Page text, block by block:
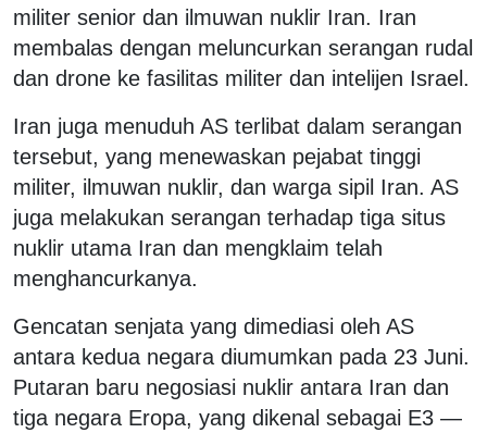
militer senior dan ilmuwan nuklir Iran. Iran
membalas dengan meluncurkan serangan rudal
dan drone ke fasilitas militer dan intelijen Israel.
Iran juga menuduh AS terlibat dalam serangan
tersebut, yang menewaskan pejabat tinggi
militer, ilmuwan nuklir, dan warga sipil Iran. AS
juga melakukan serangan terhadap tiga situs
nuklir utama Iran dan mengklaim telah
menghancurkanya.
Gencatan senjata yang dimediasi oleh AS
antara kedua negara diumumkan pada 23 Juni.
Putaran baru negosiasi nuklir antara Iran dan
tiga negara Eropa, yang dikenal sebagai E3 —